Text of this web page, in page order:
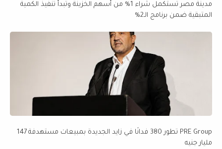
مدينة مصر تستكمل شراء 1% من أسهم الخزينة وتبدأ تنفيذ الكمية
المتبقية ضمن برنامج الـ2%
PRE Group تطور 380 فدانًا في زايد الجديدة بمبيعات مستهدفة 147
مليار جنيه